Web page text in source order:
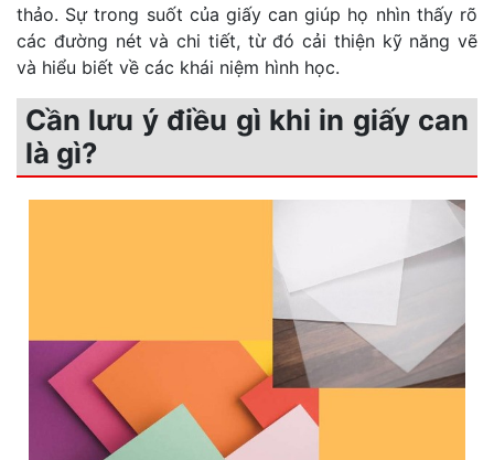
thảo. Sự trong suốt của giấy can giúp họ nhìn thấy rõ
các đường nét và chi tiết, từ đó cải thiện kỹ năng vẽ
và hiểu biết về các khái niệm hình học.
Cần lưu ý điều gì khi in giấy can
là gì?